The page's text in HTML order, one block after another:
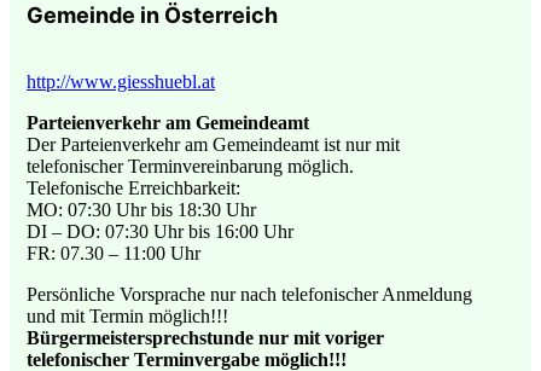
Gemeinde in Österreich
http://www.giesshuebl.at
Parteienverkehr am Gemeindeamt
Der Parteienverkehr am Gemeindeamt ist nur mit
telefonischer Terminvereinbarung möglich.
Telefonische Erreichbarkeit:
MO: 07:30 Uhr bis 18:30 Uhr
DI – DO: 07:30 Uhr bis 16:00 Uhr
FR: 07.30 – 11:00 Uhr
Persönliche Vorsprache nur nach telefonischer Anmeldung
und mit Termin möglich!!!
Bürgermeistersprechstunde nur mit voriger
telefonischer Terminvergabe möglich!!!